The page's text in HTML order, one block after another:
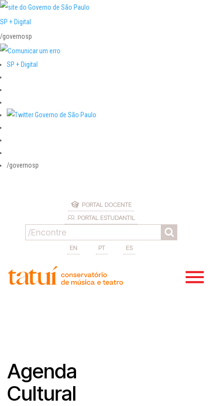
SP + Digital
/governosp
SP + Digital
/governosp
PORTAL DOCENTE
PORTAL ESTUDANTIL
EN PT ES
Agenda
Cultural